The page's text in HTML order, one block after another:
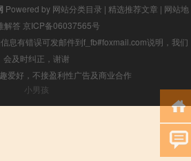
Powered by 网站分类目录 | 精选推荐文章 | 网站地
解答 京ICP备06037565号
息有错误可发邮件到f_fb#foxmail.com说明，我们
会及时纠正，谢谢
爱好，不接盈利性广告及商业合作
小男孩